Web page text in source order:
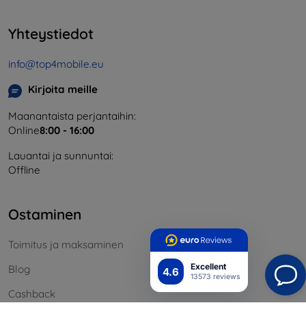
4.6 Excellent
13573 reviews
Yhteystiedot
info@top4mobile.eu
Kirjoita meille
Maanantaista perjantaihin:
Online8:00 - 16:00
Lauantai ja sunnuntai:
Offline
Ostaminen
Toimitus ja maksaminen
Blog
Cashback